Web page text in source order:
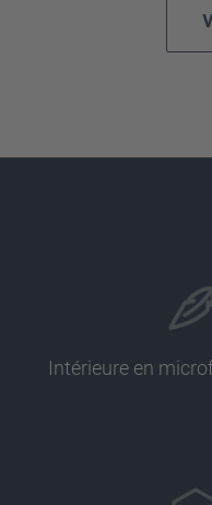
Intérieure en